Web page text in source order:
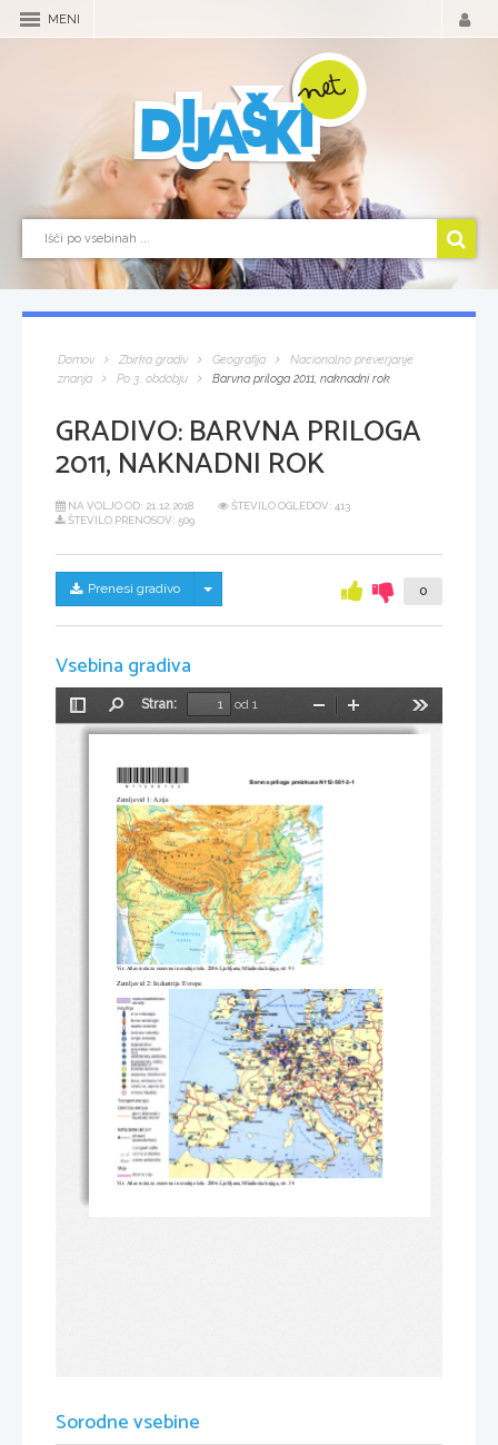
MENI
Domov Zbirka gradiv Geografija
Nacionalno preverjanje
znanja
Po 3. obdobju Barvna priloga 2011, naknadni rok
GRADIVO:BARVNA PRILOGA
2011, NAKNADNI ROK
NA VOLJO OD: 21.12.2018
ŠTEVILO OGLEDOV: 413
ŠTEVILO PRENOSOV: 509
Prenesi gradivo Skrij/prikaži meni 0
Vsebina gradiva
Preklopi
stransko
Stran:
od 1
Pomanjšaj
*N11250133* Barvna priloga preizkusa N112-501-3-1
Zemljevid 1: Azija
Vir: Atlas sveta za osnovne in srednje šole. 2006. Ljubljana, Mladinska knjiga, str. 91
Zemljevid 2: Industrija Evrope
Vir: Atlas sveta za osnovne in srednje šole. 2006. Ljubljana, Mladinska knjiga, str. 34
Sorodne vsebine